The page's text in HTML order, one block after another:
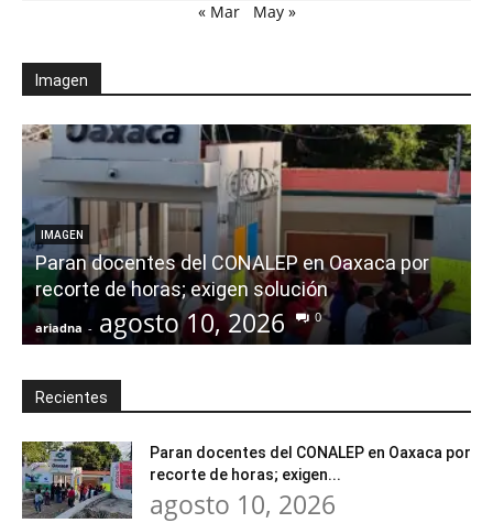
« Mar
May »
Imagen
IMAGEN
Paran docentes del CONALEP en Oaxaca por
recorte de horas; exigen solución
ariadna - agosto 10, 2026 0
Recientes
Paran docentes del CONALEP en Oaxaca por
recorte de horas; exigen...
agosto 10, 2026